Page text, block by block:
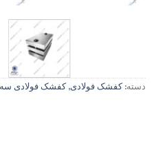
دسته:کفشک فولادی,کفشک فولادی